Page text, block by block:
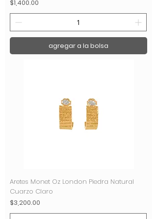
Precio
$1,400.00
agregar a la bolsa
Aretes Monet Oz London Piedra Natural
Cuarzo Claro
Precio
$3,200.00